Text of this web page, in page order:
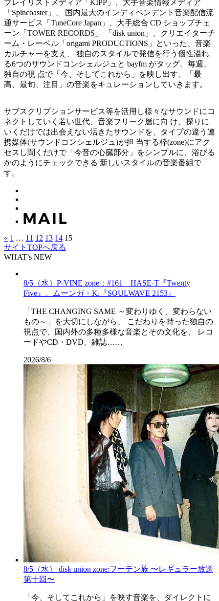
プレイリストメディア「KIPP」、大手音楽情報メディア
「Spincoaster」、 国内最大のインディペンデント音楽配信流
通サービス「TuneCore Japan」、大手総合 CD ショップチェ
ーン「TOWER RECORDS」 「disk union」、クリエイターチ
ーム・レーベル「origami PRODUCTIONS」といった、音楽
カルチャーを支え、 独自のスタイルで発信を行う個性溢れ
る6つのサウンドコンシェルジュと bayfm がタッグ。毎週、
独自の視 点で「今、そしてこれから」を映し出す、「最
高、最旬、注目」の音楽をキュレーションしていきます。
サブスクリプションサービス等を活用し様々なサウンドにコ
ネクトしていく若い世代、音楽フリーク層に向 け、探りに
いくだけでは出会えない活きたサウンドを、タイプの違う連
携媒体(サウンドコンシェルジュ)が担 当する枠(zone)にアク
セスし聞くだけで「今音の心臓部分」をシンプルに、浴びる
かのようにチェックできる 新しいスタイルの音楽番組で
す。
« 1 … 11 12 13 14 15
サイトTOPへ戻る
WHAT’s NEW
8/5（水）P-VINE zone：#161 HASE-T『Twenty
Five』、ムーンガ・K.『SOULWAVE 2153』
「THE CHANGING SAME ～変わりゆく、変わらない
もの～」を大切にしながら、 こだわりを持った独自の
視点で、国内外の多種多様な音楽とその文化を、 レコ
ードやCD・DVD、雑誌……
2026/8/6
8/5（水） disk union zone:フーテン族 〜レギュラー放送
第十回〜
「今、そしてこれから」を映す音楽を、ダイレクトに